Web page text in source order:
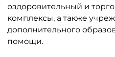
оздоровительный и
комплексы, а также
дополнительного
помощи.